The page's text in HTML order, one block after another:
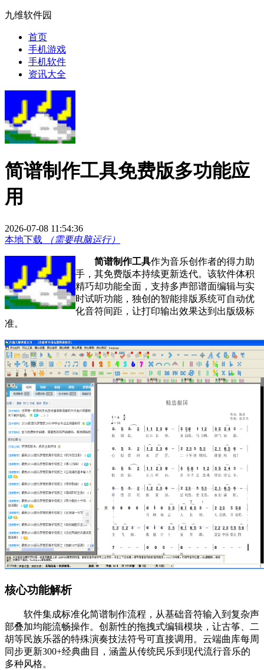
九维软件园
首页
手机游戏
手机软件
资讯大全
简谱制作工具免费版多功能应
用
2026-07-08 11:54:36
本地下载
（需要电脑运行）
简谱制作工具作为音乐创作者的得力助
手，其免费版本持续更新迭代。该软件体积
精巧却功能全面，支持多声部谱面编辑与实
时试听功能，独创的智能排版系统可自动优
化音符间距，让打印输出效果达到出版级标
准。
核心功能解析
软件集成标准化简谱制作流程，从基础音符输入到复杂声
部叠加均能流畅操作。创新性的拖拽式编辑模块，让古筝、二
胡等民族乐器的特殊演奏技法符号可直接调用。云端曲库每周
同步更新300+经典曲目，涵盖从传统民乐到现代流行音乐的
多种风格。